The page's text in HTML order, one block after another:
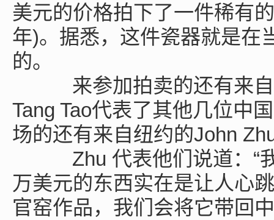
美元的价格拍下了一件稀有
年)。据悉，这件瓷器就是在
的。
来参加拍卖的还有来自
Tang Tao代表了其他几位中
场的还有来自纽约的John
Zhu 代表他们说道：“我
万美元的东西实在是让人心
官窑作品，我们会将它带回